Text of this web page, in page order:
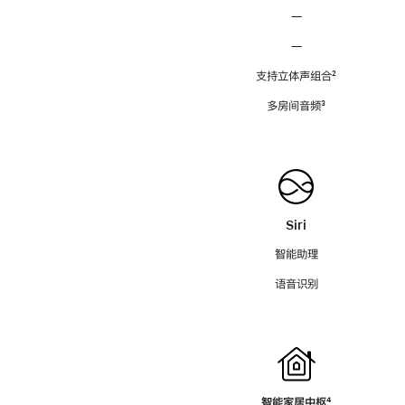
—
—
支持立体声组合脚
²
多房间音频脚
³
Siri
智能助理
语音识别
智能家居中枢脚
⁴